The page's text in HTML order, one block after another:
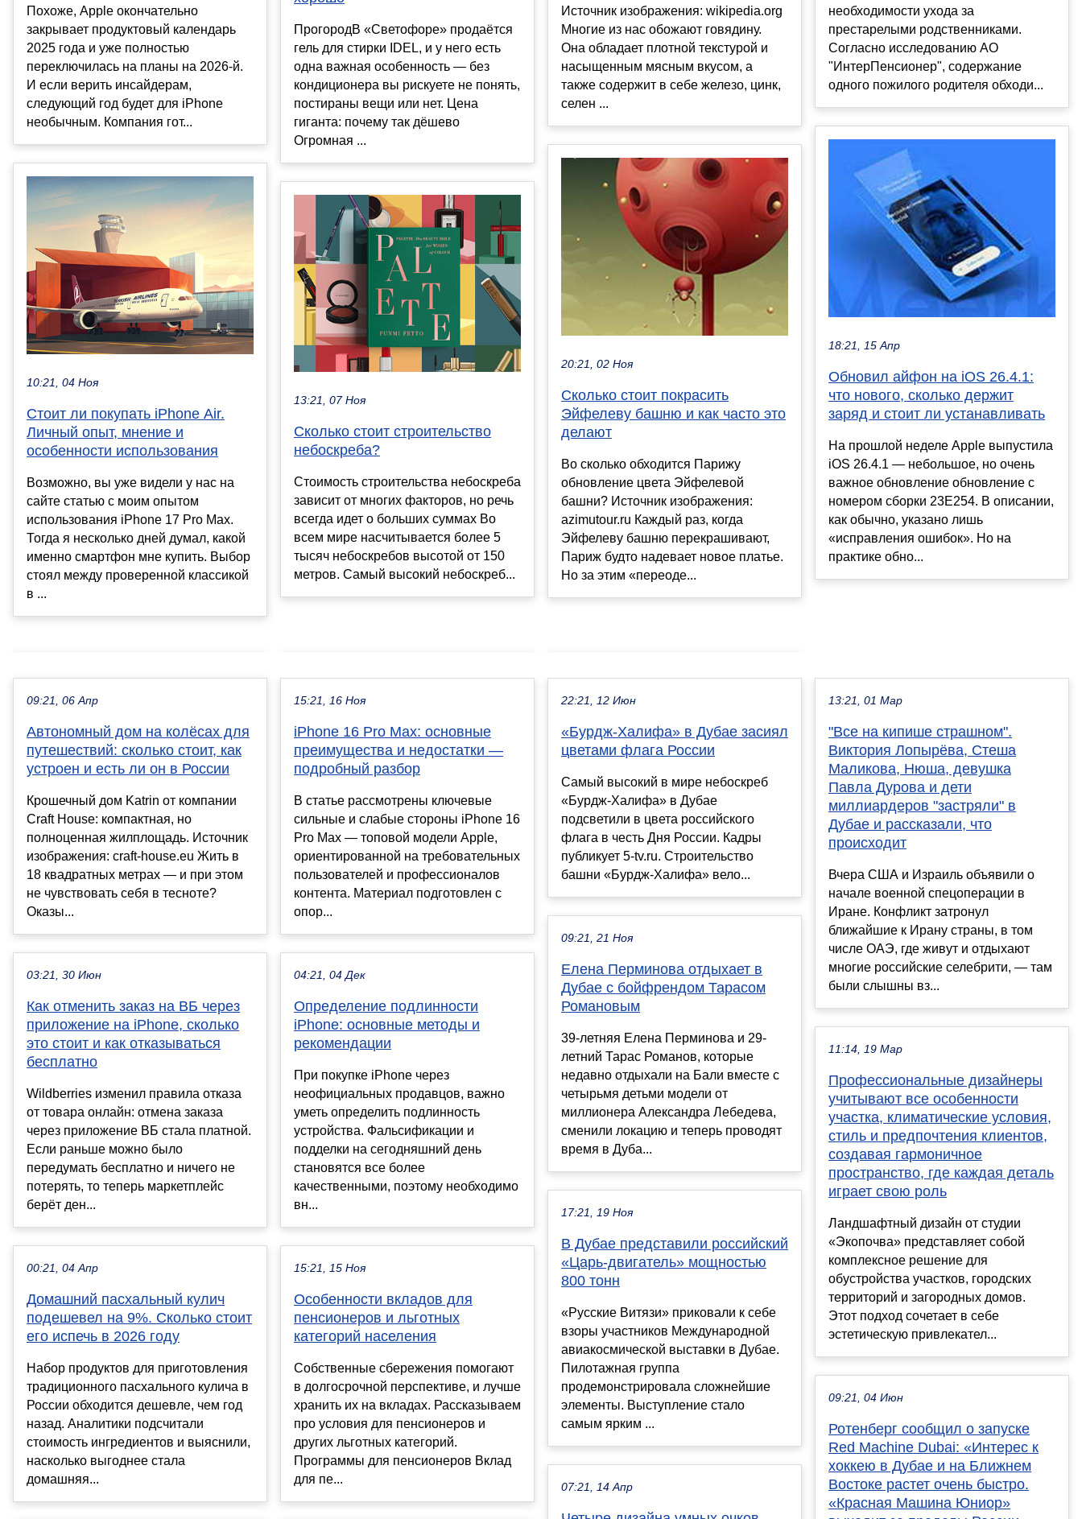
Похоже, Apple окончательно
закрывает продуктовый календарь
2025 года и уже полностью
переключилась на планы на 2026-й.
И если верить инсайдерам,
следующий год будет для iPhone
необычным. Компания гот...
10:21, 04 Ноя
Стоит ли покупать iPhone Air.
Личный опыт, мнение и
особенности использования
Возможно, вы уже видели у нас на
сайте статью с моим опытом
использования iPhone 17 Pro Max.
Тогда я несколько дней думал, какой
именно смартфон мне купить. Выбор
стоял между проверенной классикой
в ...
ПрогородВ «Светофоре» продаётся
гель для стирки IDEL, и у него есть
одна важная особенность — без
кондиционера вы рискуете не понять,
постираны вещи или нет. Цена
гиганта: почему так дёшево
Огромная ...
13:21, 07 Ноя
Сколько стоит строительство
небоскреба?
Стоимость строительства небоскреба
зависит от многих факторов, но речь
всегда идет о больших суммах Во
всем мире насчитывается более 5
тысяч небоскребов высотой от 150
метров. Самый высокий небоскреб...
Источник изображения: wikipedia.org
Многие из нас обожают говядину.
Она обладает плотной текстурой и
насыщенным мясным вкусом, а
также содержит в себе железо, цинк,
селен ...
20:21, 02 Ноя
Сколько стоит покрасить
Эйфелеву башню и как часто это
делают
Во сколько обходится Парижу
обновление цвета Эйфелевой
башни? Источник изображения:
azimutour.ru Каждый раз, когда
Эйфелеву башню перекрашивают,
Париж будто надевает новое платье.
Но за этим «переоде...
необходимости ухода за
престарелыми родственниками.
Согласно исследованию АО
"ИнтерПенсионер", содержание
одного пожилого родителя обходи...
18:21, 15 Апр
Обновил айфон на iOS 26.4.1:
что нового, сколько держит
заряд и стоит ли устанавливать
На прошлой неделе Apple выпустила
iOS 26.4.1 — небольшое, но очень
важное обновление обновление с
номером сборки 23E254. В описании,
как обычно, указано лишь
«исправления ошибок». Но на
практике обно...
09:21, 06 Апр
Автономный дом на колёсах для
путешествий: сколько стоит, как
устроен и есть ли он в России
Крошечный дом Katrin от компании
Craft House: компактная, но
полноценная жилплощадь. Источник
изображения: craft-house.eu Жить в
18 квадратных метрах — и при этом
не чувствовать себя в тесноте?
Оказы...
03:21, 30 Июн
Как отменить заказ на ВБ через
приложение на iPhone, сколько
это стоит и как отказываться
бесплатно
Wildberries изменил правила отказа
от товара онлайн: отмена заказа
через приложение ВБ стала платной.
Если раньше можно было
передумать бесплатно и ничего не
потерять, то теперь маркетплейс
берёт ден...
00:21, 04 Апр
Домашний пасхальный кулич
подешевел на 9%. Сколько стоит
его испечь в 2026 году
Набор продуктов для приготовления
традиционного пасхального кулича в
России обходится дешевле, чем год
назад. Аналитики подсчитали
стоимость ингредиентов и выяснили,
насколько выгоднее стала
домашняя...
15:21, 16 Ноя
iPhone 16 Pro Max: основные
преимущества и недостатки —
подробный разбор
В статье рассмотрены ключевые
сильные и слабые стороны iPhone 16
Pro Max — топовой модели Apple,
ориентированной на требовательных
пользователей и профессионалов
контента. Материал подготовлен с
опор...
04:21, 04 Дек
Определение подлинности
iPhone: основные методы и
рекомендации
При покупке iPhone через
неофициальных продавцов, важно
уметь определить подлинность
устройства. Фальсификации и
подделки на сегодняшний день
становятся все более
качественными, поэтому необходимо
вн...
15:21, 15 Ноя
Особенности вкладов для
пенсионеров и льготных
категорий населения
Собственные сбережения помогают
в долгосрочной перспективе, и лучше
хранить их на вкладах. Рассказываем
про условия для пенсионеров и
других льготных категорий.
Программы для пенсионеров Вклад
для пе...
22:21, 12 Июн
«Бурдж-Халифа» в Дубае засиял
цветами флага России
Самый высокий в мире небоскреб
«Бурдж-Халифа» в Дубае
подсветили в цвета российского
флага в честь Дня России. Кадры
публикует 5-tv.ru. Строительство
башни «Бурдж-Халифа» вело...
09:21, 21 Ноя
Елена Перминова отдыхает в
Дубае с бойфрендом Тарасом
Романовым
39-летняя Елена Перминова и 29-
летний Тарас Романов, которые
недавно отдыхали на Бали вместе с
четырьмя детьми модели от
миллионера Александра Лебедева,
сменили локацию и теперь проводят
время в Дуба...
17:21, 19 Ноя
В Дубае представили российский
«Царь-двигатель» мощностью
800 тонн
«Русские Витязи» приковали к себе
взоры участников Международной
авиакосмической выставки в Дубае.
Пилотажная группа
продемонстрировала сложнейшие
элементы. Выступление стало
самым ярким ...
07:21, 14 Апр
13:21, 01 Мар
"Все на кипише страшном".
Виктория Лопырёва, Стеша
Маликова, Нюша, девушка
Павла Дурова и дети
миллиардеров "застряли" в
Дубае и рассказали, что
происходит
Вчера США и Израиль объявили о
начале военной спецоперации в
Иране. Конфликт затронул
ближайшие к Ирану страны, в том
числе ОАЭ, где живут и отдыхают
многие российские селебрити, — там
были слышны вз...
11:14, 19 Мар
Профессиональные дизайнеры
учитывают все особенности
участка, климатические условия,
стиль и предпочтения клиентов,
создавая гармоничное
пространство, где каждая деталь
играет свою роль
Ландшафтный дизайн от студии
«Экопочва» представляет собой
комплексное решение для
обустройства участков, городских
территорий и загородных домов.
Этот подход сочетает в себе
эстетическую привлекател...
09:21, 04 Июн
Ротенберг сообщил о запуске
Red Machine Dubai: «Интерес к
хоккею в Дубае и на Ближнем
Востоке растет очень быстро.
«Красная Машина Юниор»